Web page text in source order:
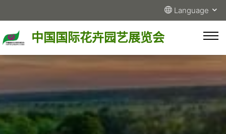
Language
中国国际花卉园艺展览会